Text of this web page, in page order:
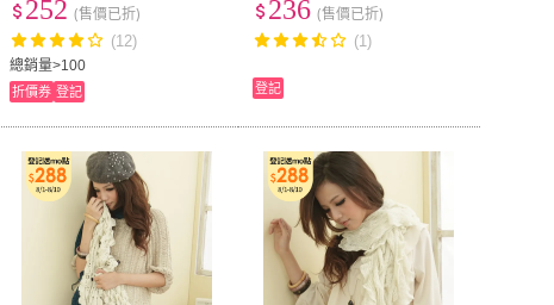
總銷量>100
252 (售價已折)
(12)
折價券 登記
236 (售價已折)
(1)
登記